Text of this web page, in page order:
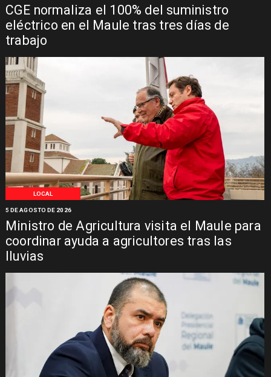
CGE normaliza el 100% del suministro
eléctrico en el Maule tras tres días de
trabajo
LOCAL
Ministro de Agricultura visita el Maule para
coordinar ayuda a agricultores tras las
lluvias
5 DE AGOSTO DE 2026